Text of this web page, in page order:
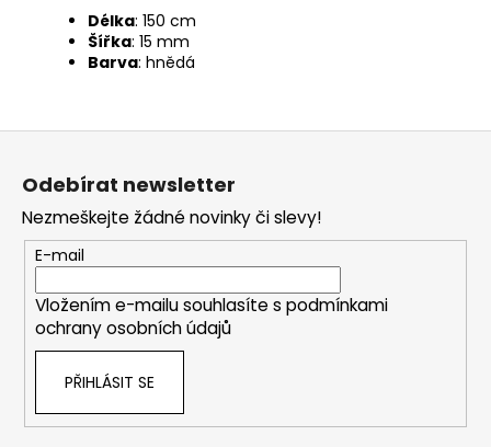
Délka: 150 cm
Šířka: 15 mm
Barva: hnědá
Z
Odebírat newsletter
Nezmeškejte žádné novinky či slevy!
E-mail
Vložením e-mailu souhlasíte s podmínkami
ochrany osobních údajů
PŘIHLÁSIT SE